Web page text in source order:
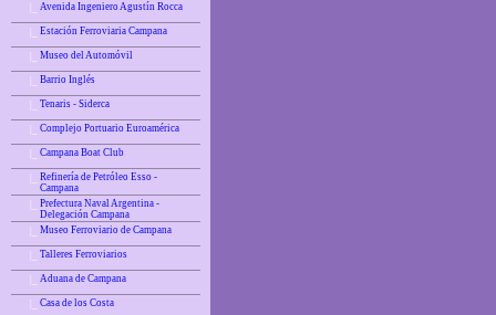
Avenida Ingeniero Agustín Rocca
Estación Ferroviaria Campana
Museo del Automóvil
Barrio Inglés
Tenaris - Siderca
Complejo Portuario Euroamérica
Campana Boat Club
Refinería de Petróleo Esso -
Campana
Prefectura Naval Argentina -
Delegación Campana
Museo Ferroviario de Campana
Talleres Ferroviarios
Aduana de Campana
Casa de los Costa